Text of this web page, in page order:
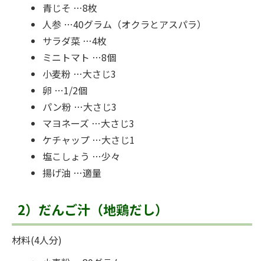
青じそ …8枚
人参 …40グラム（オクラとアスパラ）
サラダ菜 …4枚
ミニトマト …8個
小麦粉 …大さじ3
卵 …1/2個
パン粉 …大さじ3
マヨネーズ …大さじ3
ケチャップ …大さじ1
塩こしょう …少々
揚げ油 …適量
2）だんご汁（地鶏だし）
材料(4人分)